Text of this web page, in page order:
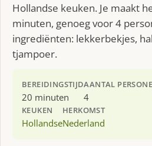
Hollandse keuken. Je maakt
minuten, genoeg voor 4
ingrediënten: lekkerbekjes,
tjampoer.
BEREIDINGSTIJD
20 minuten
AANTAL
4
KEUKEN
Hollandse
HERKOMST
Nederland